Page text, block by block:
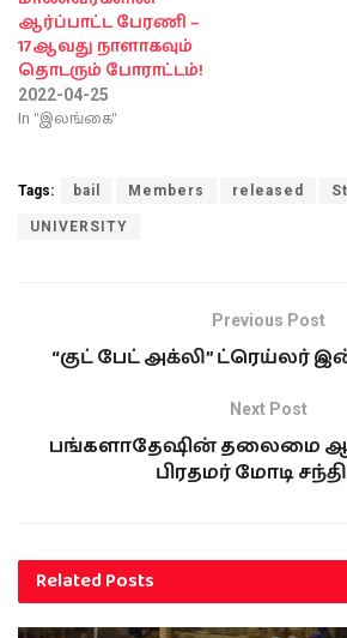
ஆர்ப்பாட்ட பேரணி –
17ஆவது நாளாகவும்
தொடரும் போராட்டம்!
2022-04-25
In "இலங்கை"
Tags: bail Members released
UNIVERSITY
Previous Post
“குட் பேட் அக்லி” ட்ரெய்லர்
Next Post
பங்களாதேஷின் தலைமை
பிரதமர் மோடி
RelatedPosts